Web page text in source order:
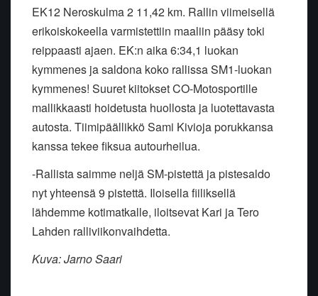
EK12 Neroskulma 2 11,42 km. Rallin viimeisellä
erikoiskokeella varmistettiin maaliin pääsy toki
reippaasti ajaen. EK:n aika 6:34,1 luokan
kymmenes ja saldona koko rallissa SM1-luokan
kymmenes! Suuret kiitokset CO-Motosportille
mallikkaasti hoidetusta huollosta ja luotettavasta
autosta. Tiimipäällikkö Sami Kivioja porukkansa
kanssa tekee fiksua autourheilua.
-Rallista saimme neljä SM-pistettä ja pistesaldo
nyt yhteensä 9 pistettä. Iloisella fiiliksellä
lähdemme kotimatkalle, iloitsevat Kari ja Tero
Lahden ralliviikonvaihdetta.
Kuva: Jarno Saari